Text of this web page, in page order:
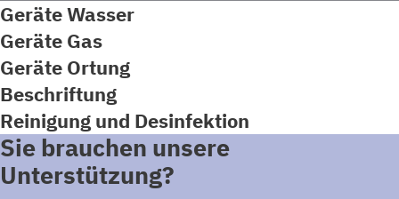
Geräte Wasser
Geräte Gas
Geräte Ortung
Beschriftung
Reinigung und Desinfektion
Sie brauchen unsere
Unterstützung?